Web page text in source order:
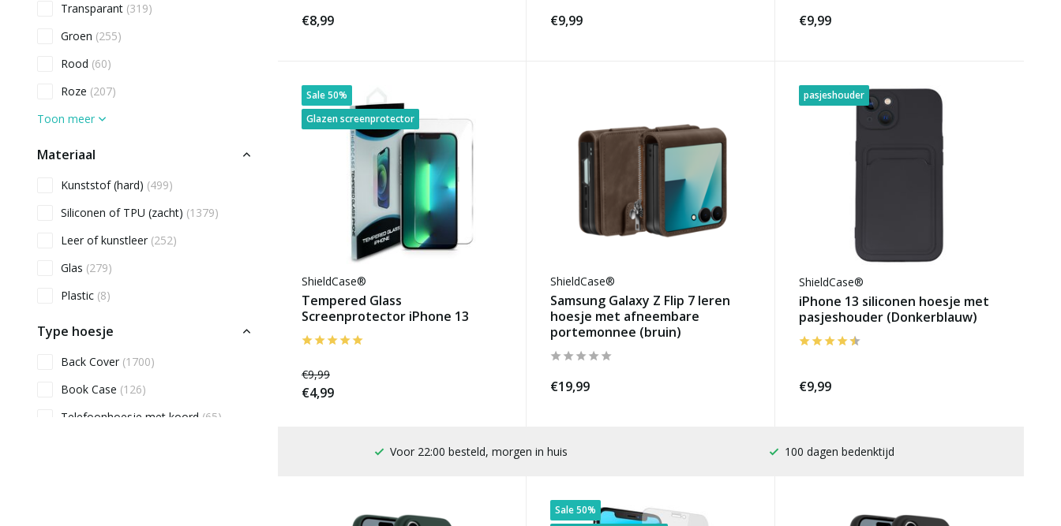
Transparant (319)
Groen (255)
Rood (60)
Roze (207)
Toon meer
Materiaal
Kunststof (hard) (499)
Siliconen of TPU (zacht) (1379)
Leer of kunstleer (252)
Glas (279)
Plastic (8)
Type hoesje
Back Cover (1700)
Book Case (126)
Telefoonhoesje met koord (65)
€8,99 €9,99 €9,99
Sale 50%
Glazen screenprotector
ShieldCase®
Tempered Glass
Screenprotector iPhone 13
€9,99
€4,99
ShieldCase®
Samsung Galaxy Z Flip 7 leren
hoesje met afneembare
portemonnee (bruin)
€19,99
pasjeshouder
ShieldCase®
iPhone 13 siliconen hoesje met
pasjeshouder (Donkerblauw)
€9,99
100 dagen bedenktijd Gratis verzending
Sale 50%